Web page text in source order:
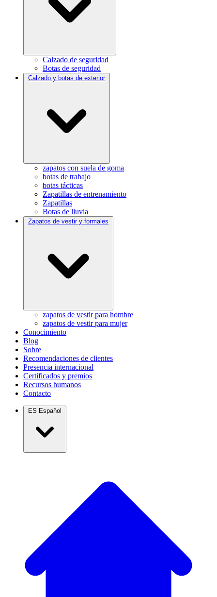
Calzado de seguridad
Botas de seguridad
Calzado y botas de exterior
zapatos con suela de goma
botas de trabajo
botas tácticas
Zapatillas de entrenamiento
Zapatillas
Botas de lluvia
Zapatos de vestir y formales
zapatos de vestir para hombre
zapatos de vestir para mujer
Conocimiento
Blog
Sobre
Recomendaciones de clientes
Presencia internacional
Certificados y premios
Recursos humanos
Contacto
ES Español